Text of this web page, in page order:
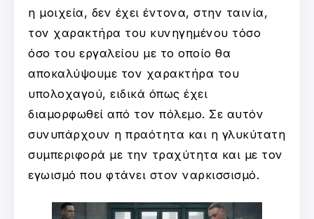
η μοιχεία, δεν έχει έντονα, στην ταινία,
τον χαρακτήρα του κυνηγημένου τόσο
όσο του εργαλείου με το οποίο θα
αποκαλύψουμε τον χαρακτήρα του
υπολοχαγού, ειδικά όπως έχει
διαμορφωθεί από τον πόλεμο. Σε αυτόν
συνυπάρχουν η πραότητα και η γλυκύτατη
συμπεριφορά με την τραχύτητα και με τον
εγωισμό που φτάνει στον ναρκισσισμό.